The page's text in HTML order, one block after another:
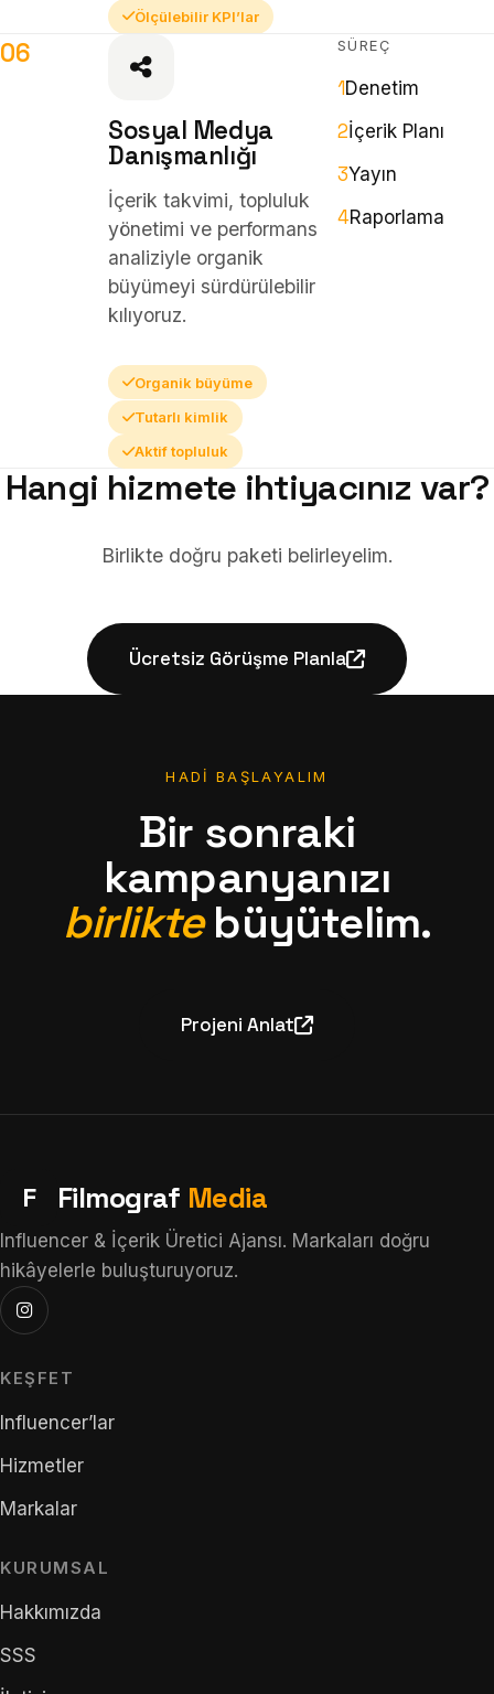
Ölçülebilir KPI’lar
06
Sosyal Medya
Danışmanlığı
İçerik takvimi, topluluk
yönetimi ve performans
analiziyle organik
büyümeyi sürdürülebilir
kılıyoruz.
Organik büyüme
Tutarlı kimlik
Aktif topluluk
SÜREÇ
1Denetim
2İçerik Planı
3Yayın
4Raporlama
Hangi hizmete ihtiyacınız var?
Birlikte doğru paketi belirleyelim.
Ücretsiz Görüşme Planla
HADI BAŞLAYALIM
Bir sonraki
kampanyanızı
birliktebüyütelim.
Projeni Anlat
F Filmograf Media
Influencer & İçerik Üretici Ajansı. Markaları doğru
hikâyelerle buluşturuyoruz.
KEŞFET
Influencer’lar
Hizmetler
Markalar
KURUMSAL
Hakkımızda
SSS